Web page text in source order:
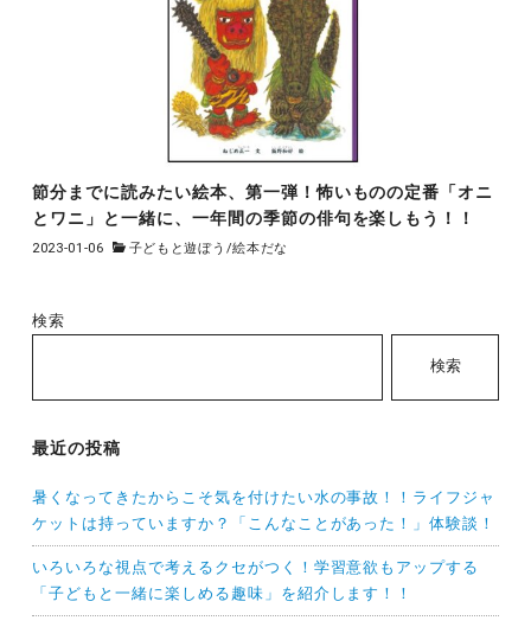
節分までに読みたい絵本、第一弾！怖いものの定番「オニ
とワニ」と一緒に、一年間の季節の俳句を楽しもう！！
2023-01-06 子どもと遊ぼう /絵本だな
検索
検索
最近の投稿
暑くなってきたからこそ気を付けたい水の事故！！ライフジャ
ケットは持っていますか？「こんなことがあった！」体験談！
いろいろな視点で考えるクセがつく！学習意欲もアップする
「子どもと一緒に楽しめる趣味」を紹介します！！